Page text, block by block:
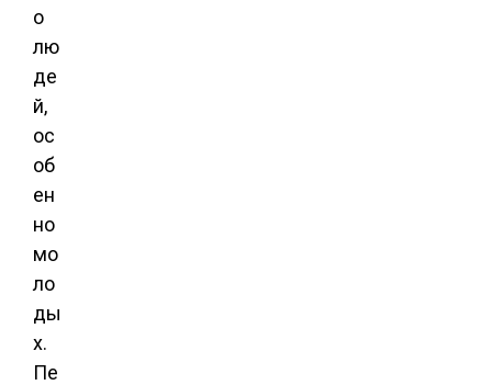
о
лю
де
й,
ос
об
ен
но
мо
ло
ды
х.
Пе